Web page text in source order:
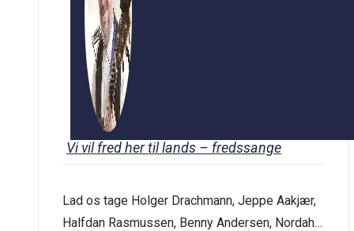
Vi vil fred her til lands – fredssange
Lad os tage Holger Drachmann, Jeppe Aakjær,
Halfdan Rasmussen, Benny Andersen, Nordahl